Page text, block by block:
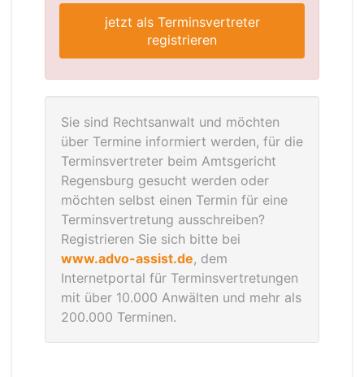
jetzt als Terminsvertreter
registrieren
Sie sind Rechtsanwalt und möchten
über Termine informiert werden, für die
Terminsvertreter beim Amtsgericht
Regensburg gesucht werden oder
möchten selbst einen Termin für eine
Terminsvertretung ausschreiben?
Registrieren Sie sich bitte bei
www.advo-assist.de, dem
Internetportal für Terminsvertretungen
mit über 10.000 Anwälten und mehr als
200.000 Terminen.